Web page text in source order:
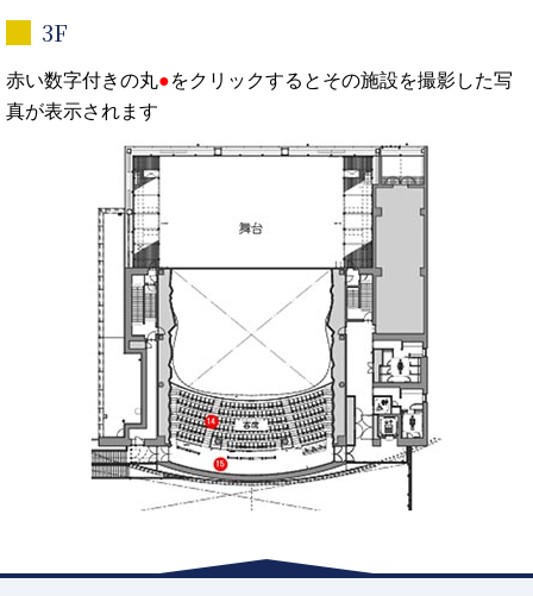
3F
赤い数字付きの丸●をクリックするとその施設を撮影した写
真が表示されます